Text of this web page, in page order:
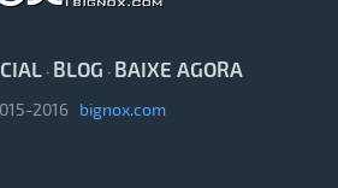
· BLOG · BAIXE AGORA
2016 bignox.com